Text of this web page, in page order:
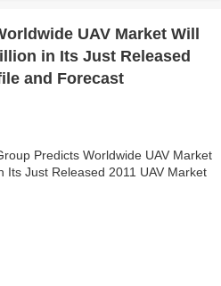
UAV Market Will
in Its Just Released
and Forecast